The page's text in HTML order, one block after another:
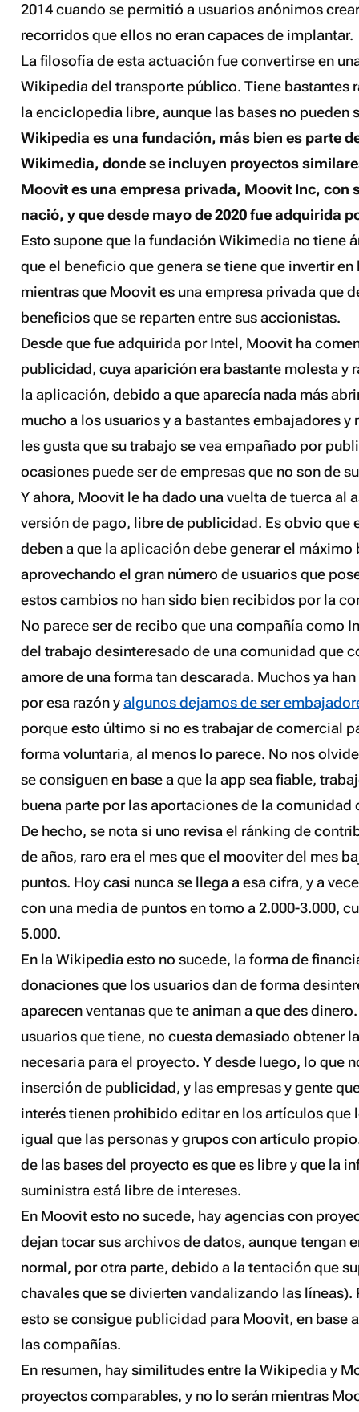
2014 cuando se permitió a usuarios anónimos
recorridos que ellos no eran capaces de implantar.
La filosofía de esta actuación fue convertirse en
Wikipedia del transporte público. Tiene bastantes
la enciclopedia libre, aunque las bases no pueden
Wikipedia es una fundación, más bien es parte
Wikimedia, donde se incluyen proyectos
Moovit es una empresa privada, Moovit Inc, con
nació, y que desde mayo de 2020 fue adquirida
Esto supone que la fundación Wikimedia no tiene
que el beneficio que genera se tiene que invertir
mientras que Moovit es una empresa privada que
beneficios que se reparten entre sus accionistas.
Desde que fue adquirida por Intel, Moovit ha
publicidad, cuya aparición era bastante molesta y
la aplicación, debido a que aparecía nada más
mucho a los usuarios y a bastantes embajadores y
les gusta que su trabajo se vea empañado por
ocasiones puede ser de empresas que no son de
Y ahora, Moovit le ha dado una vuelta de tuerca al
versión de pago, libre de publicidad. Es obvio que
deben a que la aplicación debe generar el
aprovechando el gran número de usuarios que
estos cambios no han sido bien recibidos por la
No parece ser de recibo que una compañía como
del trabajo desinteresado de una comunidad que
amorede una forma tan descarada. Muchos ya
por esa razón yalgunos dejamos de ser
porque esto último si no es trabajar de comercial
forma voluntaria, al menos lo parece. No nos
se consiguen en base a que la app sea fiable,
buena parte por las aportaciones de la comunidad
De hecho, se nota si uno revisa el ránking de
de años, raro era el mes que el mooviterdel mes
puntos. Hoy casi nunca se llega a esa cifra, y a
con una media de puntos en torno a 2.000-3.000,
5.000.
En la Wikipedia esto no sucede, la forma de
donaciones que los usuarios dan de forma
aparecen ventanas que te animan a que des
usuarios que tiene, no cuesta demasiado obtener
necesaria para el proyecto. Y desde luego, lo que
inserción de publicidad, y las empresas y gente
interés tienen prohibido editar en los artículos que
igual que las personas y grupos con artículo
de las bases del proyecto es que es libre y que la
suministra está libre de intereses.
En Moovit esto no sucede, hay agencias con
dejan tocar sus archivos de datos, aunque tengan
normal, por otra parte, debido a la tentación que
chavales que se divierten vandalizando las líneas).
esto se consigue publicidad para Moovit, en base
las compañías.
En resumen, hay similitudes entre la Wikipedia y
proyectos comparables, y no lo serán mientras